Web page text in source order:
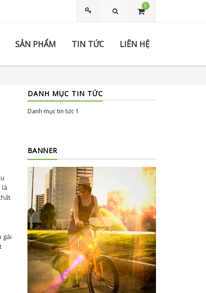
0
Tìm kiếm
SẢN PHẨM TIN TỨC LIÊN HỆ
là
gái
DANH MỤC TIN TỨC
Danh mục tin tức 1
BANNER